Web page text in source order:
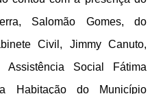
Salomão Gomes, do
Civil, Jimmy Canuto,
Assistência Social Fátima
Habitação do Município